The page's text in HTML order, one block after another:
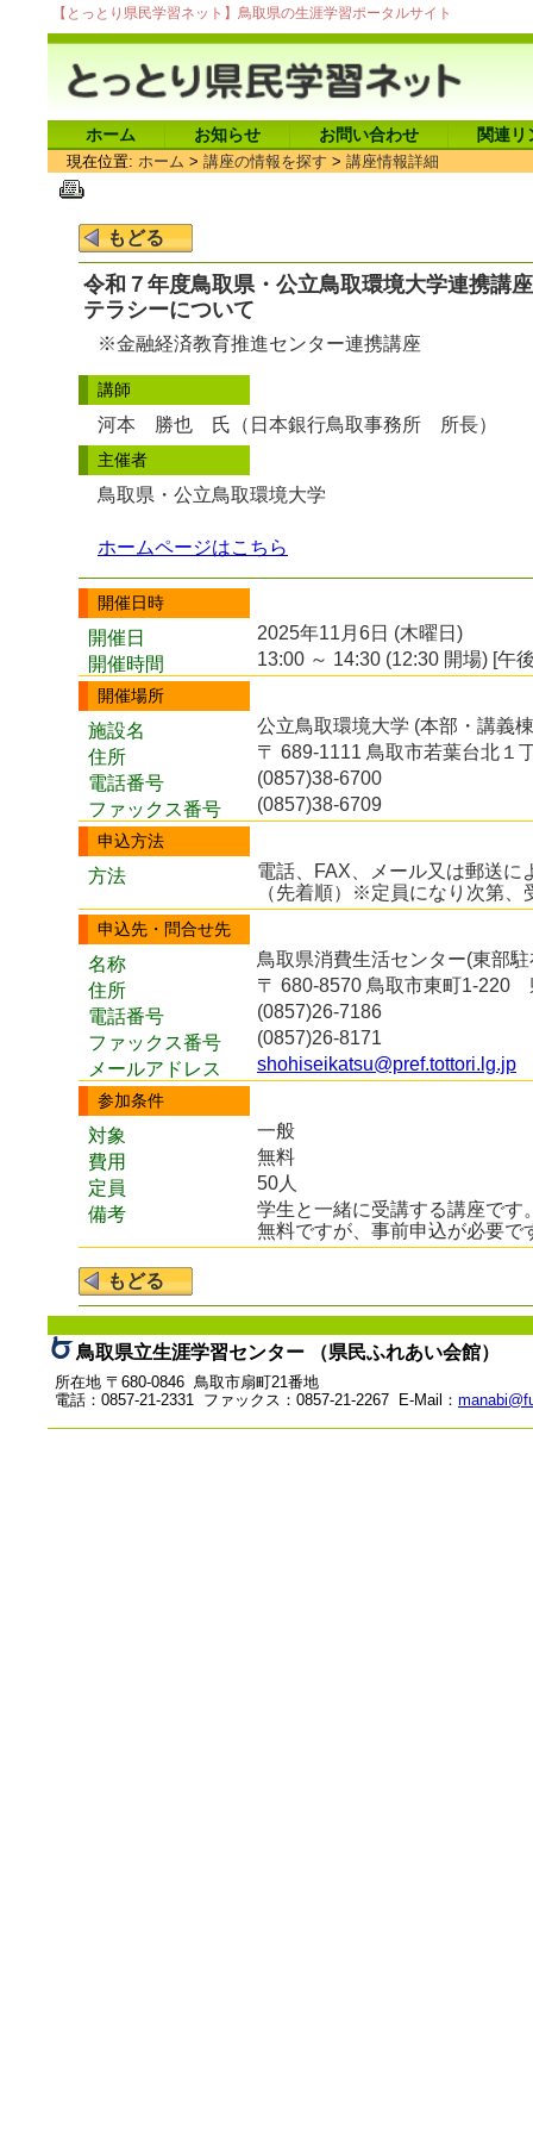
【とっとり県民学習ネット】鳥取県の生涯学習ポータルサイト
ホーム お知らせ お問い合わせ 関連リ
現在位置: ホーム > 講座の情報を探す > 講座情報詳細
令和７年度鳥取県・公立鳥取環境大学連携講
テラシーについて
※金融経済教育推進センター連携講座
講師
河本 勝也 氏（日本銀行鳥取事務所 所長）
主催者
鳥取県・公立鳥取環境大学
ホームページはこちら
開催日時
開催日
2025年11月6日 (木曜日)
開催時間
13:00 ～ 14:30 (12:30 開場) [午
開催場所
施設名
公立鳥取環境大学 (本部・講義
住所
〒 689-1111 鳥取市若葉台北１
電話番号
(0857)38-6700
ファックス番号
(0857)38-6709
申込方法
方法
電話、FAX、メール又は郵送に
（先着順）※定員になり次第、
申込先・問合せ先
名称
鳥取県消費生活センター(東部駐
住所
〒 680-8570 鳥取市東町1-220
電話番号
(0857)26-7186
ファックス番号
(0857)26-8171
メールアドレス
shohiseikatsu@pref.tottori.lg.jp
参加条件
対象
一般
費用
無料
定員
50人
備考
学生と一緒に受講する講座です
無料ですが、事前申込が必要で
鳥取県立生涯学習センター （県民ふれあい会館）
所在地 〒680-0846 鳥取市扇町21番地
電話：0857-21-2331 ファックス：0857-21-2267 E-Mail：